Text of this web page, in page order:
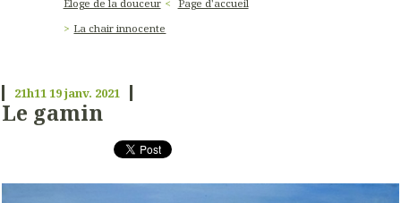
Éloge de la douceur
Page d'accueil
La chair innocente
21h1119janv. 2021
Le gamin